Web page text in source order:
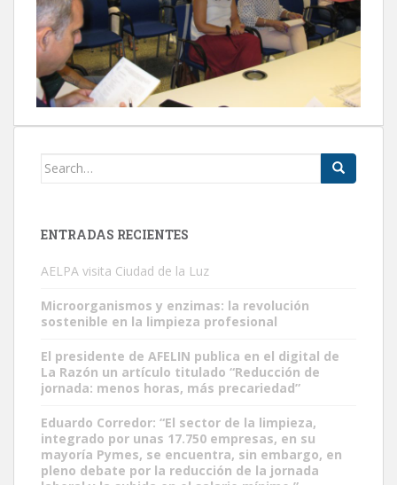
Search
ENTRADAS RECIENTES
AELPA visita Ciudad de la Luz
Microorganismos y enzimas: la revolución
sostenible en la limpieza profesional
El presidente de AFELIN publica en el digital de
La Razón un artículo titulado “Reducción de
jornada: menos horas, más precariedad”
Eduardo Corredor: “El sector de la limpieza,
integrado por unas 17.750 empresas, en su
mayoría Pymes, se encuentra, sin embargo, en
pleno debate por la reducción de la jornada